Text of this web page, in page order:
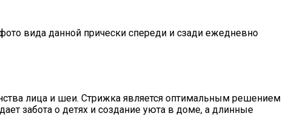
вида данной прически спереди и сзади ежедневно
лица и шеи. Стрижка является оптимальным решением
забота о детях и создание уюта в доме, а длинные